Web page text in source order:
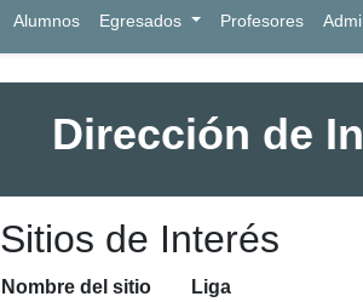
Alumnos Egresados Profesores
Dirección de
Sitios de Interés
Nombre del sitio
Liga